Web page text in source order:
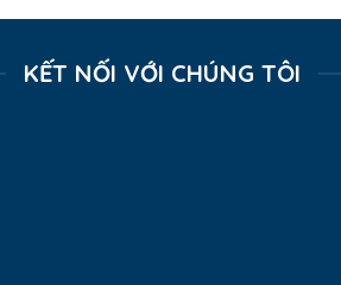
KẾT NỐI VỚI CHÚNG TÔI